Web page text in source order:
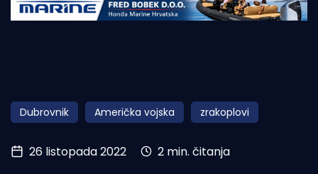
Obala
Otoci
Turizam i nautika
Dubrovnik Američka vojska zrakoplovi
26 listopada 2022 2 min. čitanja